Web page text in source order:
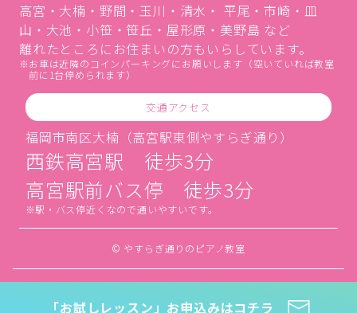
高宮・大楠・野間・玉川・清水・ 平尾・市崎・皿
山・大池・小笹・笹丘・屋形原・美野島 など
離れたところにお住まいの方もいらしています。
お車は近隣のコインパーキングにお願いします（空いていれば教室
前に1台停められます）
交通アクセス
福岡市南区大楠（高宮駅東側やすらぎ通り）
西鉄高宮駅 徒歩3分
高宮駅前バス停 徒歩3分
駅・バス停近くなので通いやすいです。
© やすらぎ通りのピアノ教室
「お試しレッスン」お申込みはコチラ